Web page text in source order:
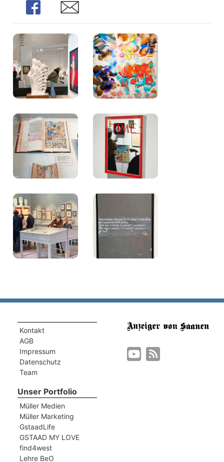
Share Share
Kontakt
AGB
Impressum
Datenschutz
Team
Unser Portfolio
Müller Medien
Müller Marketing
GstaadLife
GSTAAD MY LOVE
find4west
Lehre BeO